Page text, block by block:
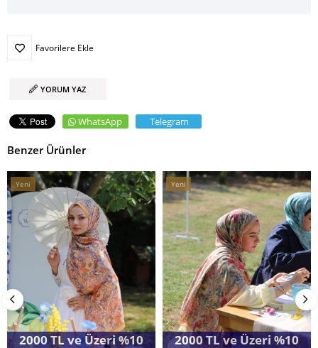
Favorilere Ekle
YORUM YAZ
WhatsApp Telegram
Benzer Ürünler
Yeni
Ürün
2000 TL ve Üzeri %10
Yeni
Ürün
2000 TL ve Üzeri %10